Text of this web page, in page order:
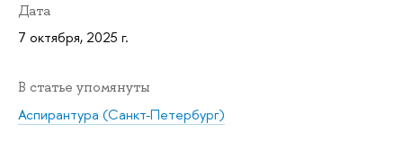
Дата
7 октября, 2025 г.
В статье упомянуты
Аспирантура (Санкт-Петербург)